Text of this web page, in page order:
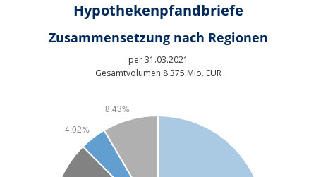
Hypothekenpfandbriefe
Zusammensetzung nach Regionen
per 31.03.2021
Gesamtvolumen 8.375 Mio. EUR